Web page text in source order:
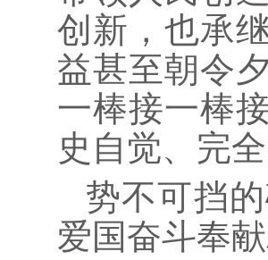
创新，也承
益甚至朝令
一棒接一棒
史自觉、完
势不可挡
爱国奋斗奉